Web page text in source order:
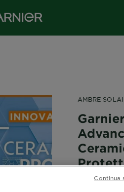
AMBRE
0,0/
Continua